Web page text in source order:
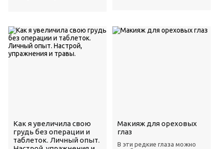
Как я увеличила свою
грудь без операции и
таблеток. Личный опыт.
Макияж для ореховых
глаз
В эти редкие глаза можно